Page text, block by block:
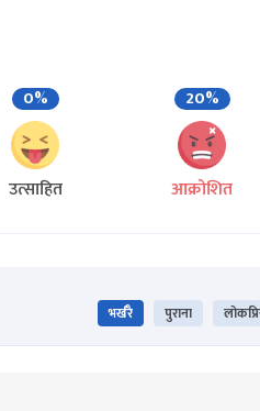
0%
उत्साहित
20%
आक्रोशित
भर्खरै पुराना